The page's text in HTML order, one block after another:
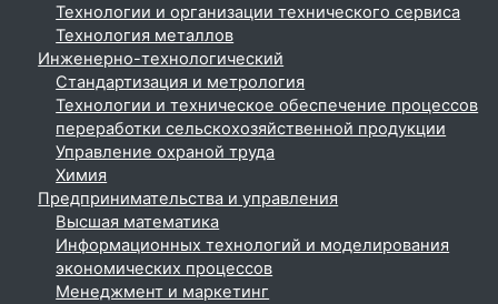
Технологии и организации технического сервиса
Технология металлов
Инженерно-технологический
Стандартизация и метрология
Технологии и техническое обеспечение процессов
переработки сельскохозяйственной продукции
Управление охраной труда
Химия
Предпринимательства и управления
Высшая математика
Информационных технологий и моделирования
экономических процессов
Менеджмент и маркетинг